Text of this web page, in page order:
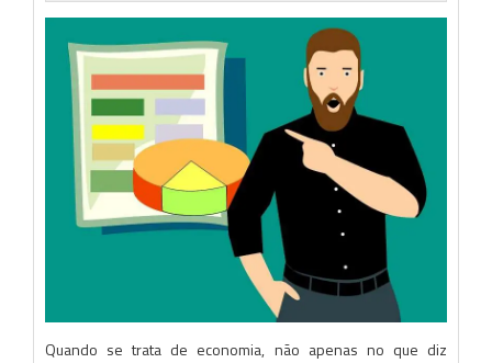
Quando se trata de economia, não apenas no que diz